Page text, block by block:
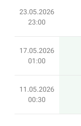
23.05.2026
23:00
17.05.2026
01:00
11.05.2026
00:30